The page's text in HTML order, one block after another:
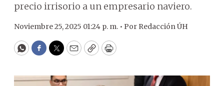
precio irrisorio a un empresario naviero.
Noviembre 25, 2025 01:24 p. m. • Por Redacción ÚH
WhatsApp
Facebook
Twitter
EmailCopyPrint